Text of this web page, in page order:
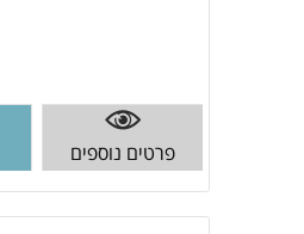
פרטים נוספים